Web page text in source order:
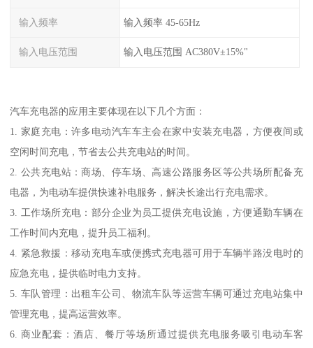
输入频率 输入频率 45-65Hz
输入电压范围 输入电压范围 AC380V±15%"
汽车充电器的应用主要体现在以下几个方面：
1. 家庭充电：许多电动汽车车主会在家中安装充电器，方便夜间或
空闲时间充电，节省去公共充电站的时间。
2. 公共充电站：商场、停车场、高速公路服务区等公共场所配备充
电器，为电动车提供快速补电服务，解决长途出行充电需求。
3. 工作场所充电：部分企业为员工提供充电设施，方便通勤车辆在
工作时间内充电，提升员工福利。
4. 紧急救援：移动充电车或便携式充电器可用于车辆半路没电时的
应急充电，提供临时电力支持。
5. 车队管理：出租车公司、物流车队等运营车辆可通过充电站集中
管理充电，提高运营效率。
6. 商业配套：酒店、餐厅等场所通过提供充电服务吸引电动车客